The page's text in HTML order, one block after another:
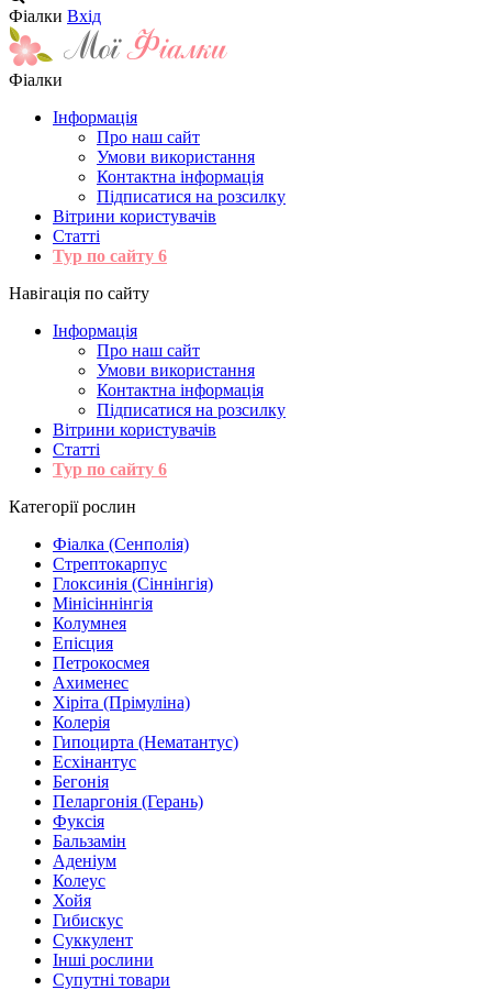
Фіалки Вхід
Фіалки
Інформація
Про наш сайт
Умови використання
Контактна інформація
Підписатися на розсилку
Вітрини користувачів
Статті
Тур по сайту 6
Навігація по сайту
Інформація
Про наш сайт
Умови використання
Контактна інформація
Підписатися на розсилку
Вітрини користувачів
Статті
Тур по сайту 6
Категорії рослин
Фіалка (Сенполія)
Стрептокарпус
Глоксинія (Сіннінгія)
Мінісіннінгія
Колумнея
Епісция
Петрокосмея
Ахименес
Хіріта (Прімуліна)
Колерія
Гипоцирта (Нематантус)
Есхінантус
Бегонія
Пеларгонія (Герань)
Фуксія
Бальзамін
Аденіум
Колеус
Хойя
Гибискус
Суккулент
Інші рослини
Супутні товари